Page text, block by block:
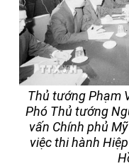
Thủ tướng Phạm
Phó Thủ tướng
vấn Chính phủ
việc thi hành